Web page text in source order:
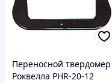
Переносной твердомер
Роквелла PHR-20-12